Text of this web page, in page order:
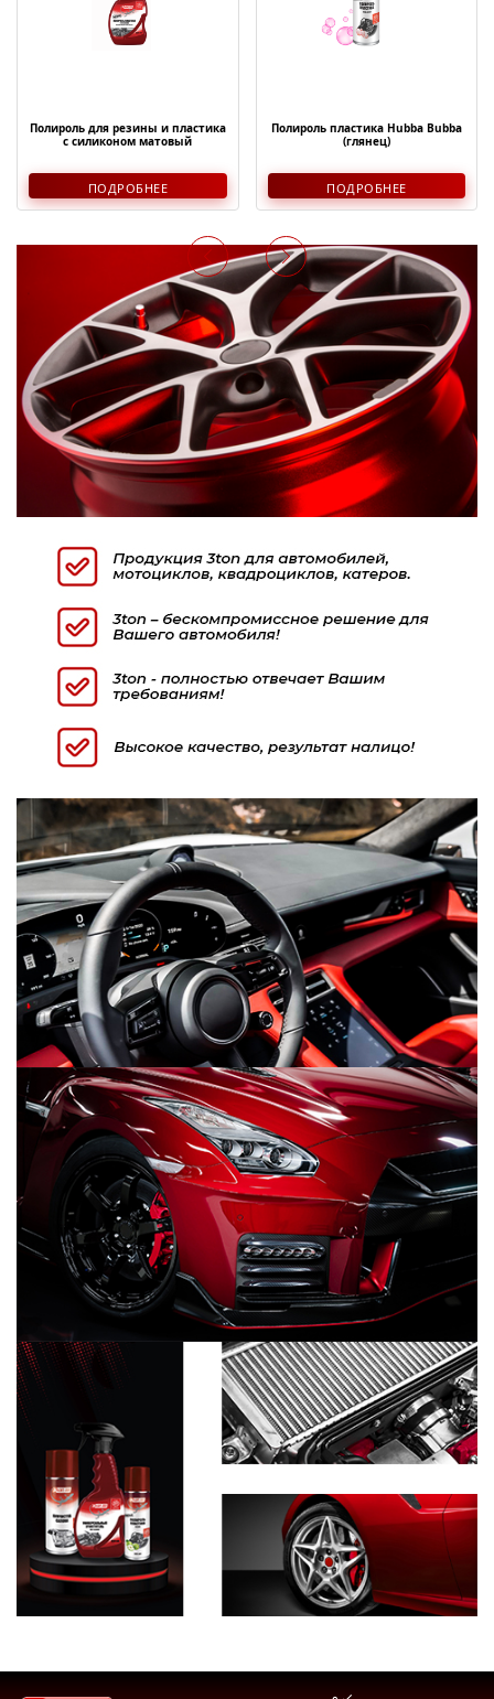
Полироль для резины и пластика
с силиконом матовый
ПОДРОБНЕЕ
Полироль пластика Hubba Bubba
(глянец)
ПОДРОБНЕЕ